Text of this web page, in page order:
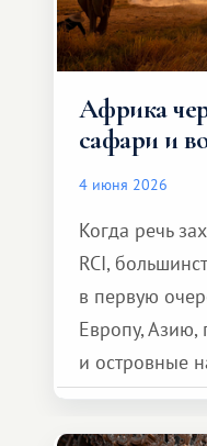
Африка
сафари и
4 июня 2026
Когда речь
RCI,
в первую
Европу, Азию,
и островные
возможности
значительно